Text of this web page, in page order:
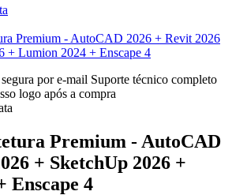
Premium - AutoCAD 2026 + Revit 2026
+ Lumion 2024 + Enscape 4
por e-mail Suporte técnico completo
logo após a compra
Premium - AutoCAD
+ SketchUp 2026 +
Enscape 4